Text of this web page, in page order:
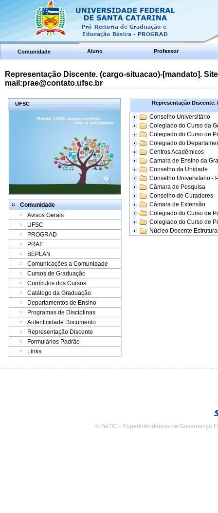
Comunidade Aluno Professor
Representação Discente. (cargo-situacao)-[mandato].
mail:prae@contato.ufsc.br
UFSC
Comunidade
Avisos Gerais
UFSC
PROGRAD
PRAE
SEPLAN
Comunicações a Comunidade
Cursos de Graduação
Currículos dos Cursos
Catálogo da Graduação
Departamentos de Ensino
Programas de Disciplinas
Autenticidade Documento
Representação Discente
Formulários Padrão
Links
Representação Discente.
Conselho Universitário
Colegiado do Curso da
Colegiado do Curso de
Colegiado do
Centros Acadêmicos
Camara de Ensino da
Conselho da Unidade
Conselho Universitario -
Câmara de Pesquisa
Conselho de Curadores
Câmara de Extensão
Colegiado do Curso de
Colegiado do Curso de
Núcleo Docente
© SeTIC - Superintendência de Governança